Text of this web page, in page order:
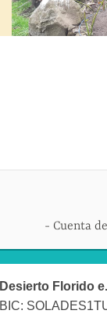
Cuenta
Desierto Florido
BIC: